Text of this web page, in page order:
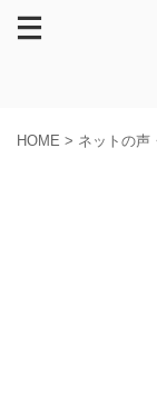
HOME > ネットの声